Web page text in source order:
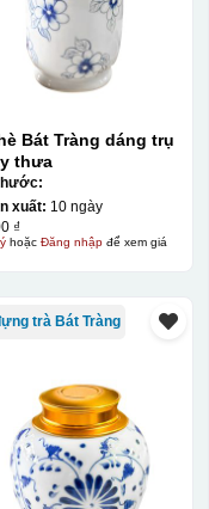
vàng phía dưới
Bát Tràng dáng trụ
thưa
xuất: 10 ngày
₫
hoặc Đăng nhậpđể xem giá
trà Bát Tràng